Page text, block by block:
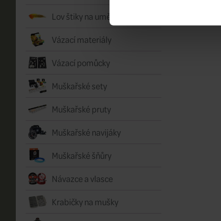
Lov štiky na umělou mušku
Vázací materiály
Vázací pomůcky
Muškařské sety
Muškařské pruty
Muškařské navijáky
Muškařské šňůry
Návazce a vlasce
Krabičky na mušky